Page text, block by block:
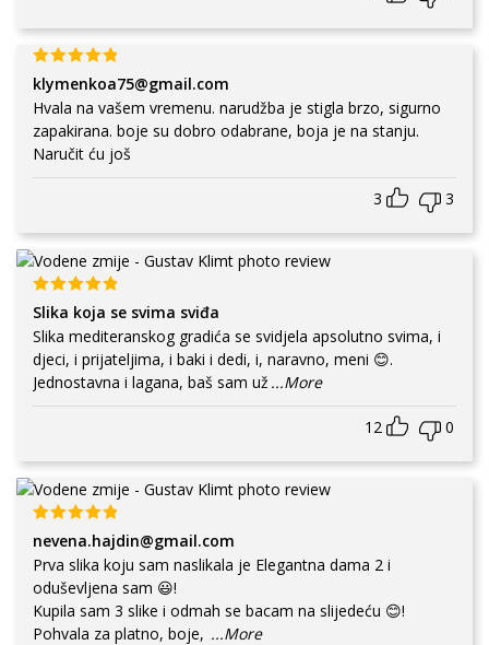
klymenkoa75@gmail.com
Hvala na vašem vremenu. narudžba je stigla brzo, sigurno
zapakirana. boje su dobro odabrane, boja je na stanju.
Naručit ću još
3 3
Slika koja se svima sviđa
Slika mediteranskog gradića se svidjela apsolutno svima, i
djeci, i prijateljima, i baki i dedi, i, naravno, meni 😊.
Jednostavna i lagana, baš sam už ...More
12 0
nevena.hajdin@gmail.com
Prva slika koju sam naslikala je Elegantna dama 2 i
oduševljena sam 😃!
Kupila sam 3 slike i odmah se bacam na slijedeću 😊!
Pohvala za platno, boje, ...More